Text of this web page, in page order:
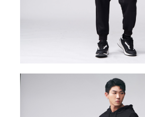
１．透過由恩沛科技股份有限公司提供之「
易，需依本服務之必要範圍內提供個人資料，並
權轉讓予恩沛科技股份有限公司。
２．關於個人資料處理事宜，請瀏覽以下網址：
３．未成年的使用者請事先徵得法定代理人或監護
「AFTEE先享後付」，若未經同意申辦者引起之
任。
４．使用「AFTEE先享後付」時，將依據個別帳
時審查核予不同之上限額度；若仍有額度不足之
每筆NT$80，滿NT$3,000(含以上)免運費
每筆NT$80，滿NT$3,000(含以上)免運費
每筆NT$100，滿NT$3,000(含以上)免運費